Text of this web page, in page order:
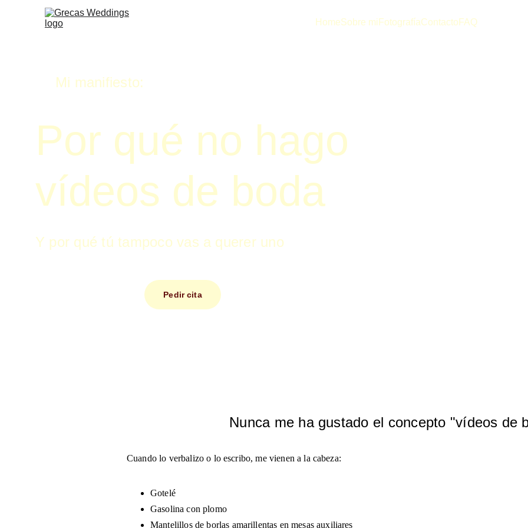
HomeSobre mi FotografíaContacto FAQ
Por qué no hago
vídeos de boda
Y por qué tú tampoco vas a querer uno
Mi manifiesto:
Pedir cita
Nunca me ha gustado el concepto "vídeos de
Cuando lo verbalizo o lo escribo, me vienen a la cabeza:
Gotelé
Gasolina con plomo
Mantelillos de borlas amarillentas en mesas auxiliares